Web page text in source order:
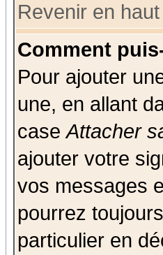
Revenir en
Comment
Pour ajouter
une, en allant
caseAttacher
ajouter votre
vos messages
pourrez
particulier en